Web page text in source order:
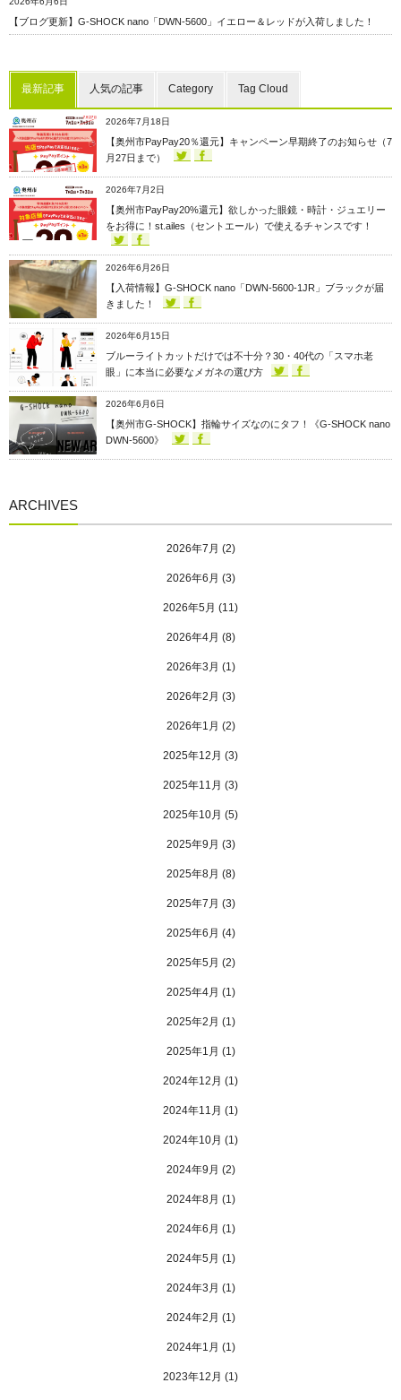
【ブログ更新】G-SHOCK nano「DWN-5600」イエロー＆レッドが入荷しました！
最新記事 人気の記事 Category Tag Cloud
2026年7月18日
【奥州市PayPay20％還元】キャンペーン早期終了のお知らせ（7
月27日まで）
2026年7月2日
【奥州市PayPay20%還元】欲しかった眼鏡・時計・ジュエリー
をお得に！st.ailes（セントエール）で使えるチャンスです！
2026年6月26日
【入荷情報】G-SHOCK nano「DWN-5600-1JR」ブラックが届
きました！
2026年6月15日
ブルーライトカットだけでは不十分？30・40代の「スマホ老
眼」に本当に必要なメガネの選び方
2026年6月6日
【奥州市G-SHOCK】指輪サイズなのにタフ！《G-SHOCK nano
DWN-5600》
ARCHIVES
2026年7月 (2)
2026年6月 (3)
2026年5月 (11)
2026年4月 (8)
2026年3月 (1)
2026年2月 (3)
2026年1月 (2)
2025年12月 (3)
2025年11月 (3)
2025年10月 (5)
2025年9月 (3)
2025年8月 (8)
2025年7月 (3)
2025年6月 (4)
2025年5月 (2)
2025年4月 (1)
2025年2月 (1)
2025年1月 (1)
2024年12月 (1)
2024年11月 (1)
2024年10月 (1)
2024年9月 (2)
2024年8月 (1)
2024年6月 (1)
2024年5月 (1)
2024年3月 (1)
2024年2月 (1)
2024年1月 (1)
2023年12月 (1)